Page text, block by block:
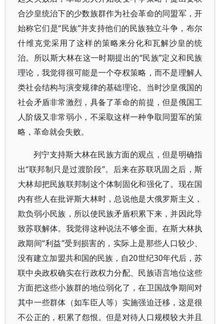
合沙皇统治下的少数族群作为社会革命的同盟军，开
始称它们是“民族”并支持他们的民族独立斗争，布尔
什维克党采用了这样的策略来分化和瓦解沙皇的统
治。所以斯大林在这一时期提出的“民族”定义和民族
理论，我觉得很可能是一个夺权策略，而不是理解人
类社会结构与演变规律的基础理论。当时沙皇俄国的
社会矛盾非常激烈，具备了革命的前提，但是俄国工
人阶级又非常弱小，不采取这样一种争取同盟军的策
略，革命就会失败。
列宁支持斯大林在民族方面的观点，但是明确指
出“联邦制只是过渡阶段”。后来在苏联巩固之后，斯
大林却把民族联邦制这个体制固化和强化了。现在国
内有些人在批评斯大林时，总说他是大俄罗斯主义，
欺负弱小民族，所以使民族矛盾积累下来，并因此导
致苏联解体。我觉得这种说法不够全面。在斯大林执
政期间“利益”受到损害的，实际上是那些人口较少、
没有建立加盟共和国的民族，自20世纪30年代后，苏
联中央政权确实在行政权力分配、民族语言地位这些
方面把这些小族群的地位弱化了，在卫国战争期间对
其中一些群体（如车臣人等）实施强迫迁移，这是很
不公正的，积累了怨恨。但是对待人口规模较大并且